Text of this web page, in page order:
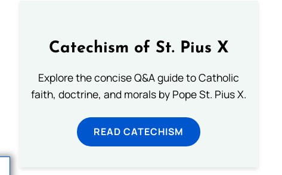
Catechism of St. Pius X
Explore the concise Q&A guide to Catholic
faith, doctrine, and morals by Pope St. Pius X.
READ CATECHISM